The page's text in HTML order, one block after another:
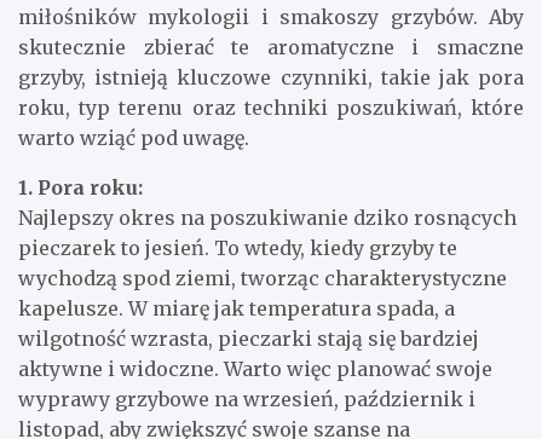
miłośników mykologii i smakoszy grzybów. Aby
skutecznie zbierać te aromatyczne i smaczne
grzyby, istnieją kluczowe czynniki, takie jak pora
roku, typ terenu oraz techniki poszukiwań, które
warto wziąć pod uwagę.
1. Pora roku:
Najlepszy okres na poszukiwanie dziko rosnących
pieczarek to jesień. To wtedy, kiedy grzyby te
wychodzą spod ziemi, tworząc charakterystyczne
kapelusze. W miarę jak temperatura spada, a
wilgotność wzrasta, pieczarki stają się bardziej
aktywne i widoczne. Warto więc planować swoje
wyprawy grzybowe na wrzesień, październik i
listopad, aby zwiększyć swoje szanse na